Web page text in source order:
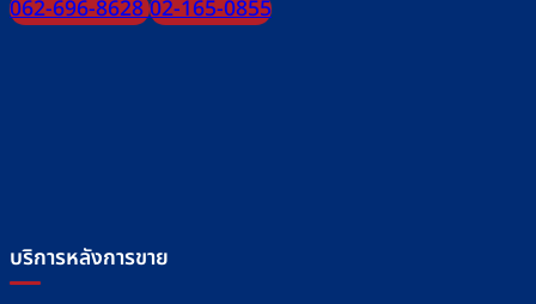
062-696-862802-165-0855
บริการหลังการขาย